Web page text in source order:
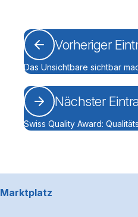
Vorheriger
Das Unsichtbare sichtbar
Nächster
Swiss Quality Award:
Marktplatz